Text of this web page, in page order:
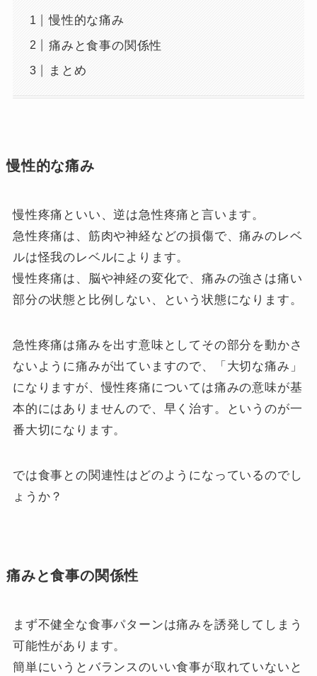
慢性的な痛み
痛みと食事の関係性
まとめ
慢性的な痛み
慢性疼痛といい、逆は急性疼痛と言います。
急性疼痛は、筋肉や神経などの損傷で、痛みのレベ
ルは怪我のレベルによります。
慢性疼痛は、脳や神経の変化で、痛みの強さは痛い
部分の状態と比例しない、という状態になります。
急性疼痛は痛みを出す意味としてその部分を動かさ
ないように痛みが出ていますので、「大切な痛み」
になりますが、慢性疼痛については痛みの意味が基
本的にはありませんので、早く治す。というのが一
番大切になります。
では食事との関連性はどのようになっているのでし
ょうか？
痛みと食事の関係性
まず不健全な食事パターンは痛みを誘発してしまう
可能性があります。
簡単にいうとバランスのいい食事が取れていないと